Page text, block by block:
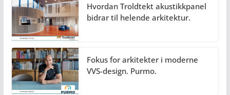
Hvordan Troldtekt akustikkpanel
bidrar til helende arkitektur.
Fokus for arkitekter i moderne
VVS-design. Purmo.